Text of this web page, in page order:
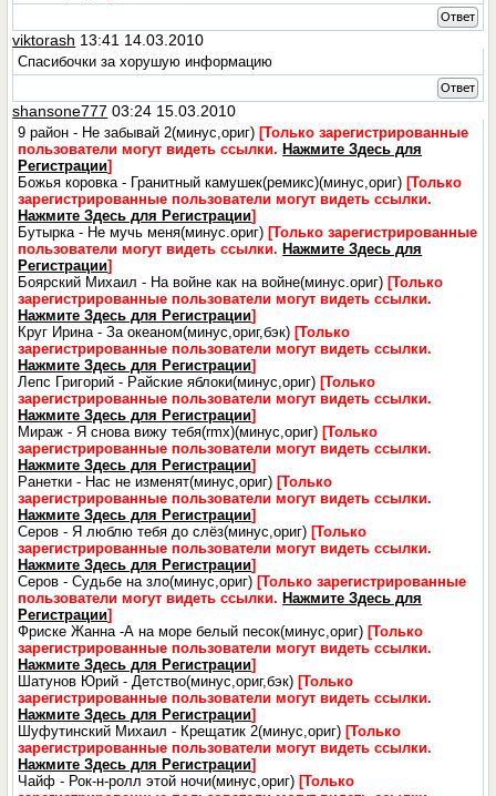
Ответ
viktorash 13:41 14.03.2010
Спасибочки за хорушую информацию
Ответ
shansone777 03:24 15.03.2010
9 район - Не забывай 2(минус,ориг) [Только зарегистрированные
пользователи могут видеть ссылки. Нажмите Здесь для
Регистрации]
Божья коровка - Гранитный камушек(ремикс)(минус,ориг) [Только
зарегистрированные пользователи могут видеть ссылки.
Нажмите Здесь для Регистрации]
Бутырка - Не мучь меня(минус.ориг) [Только зарегистрированные
пользователи могут видеть ссылки. Нажмите Здесь для
Регистрации]
Боярский Михаил - На войне как на войне(минус.ориг) [Только
зарегистрированные пользователи могут видеть ссылки.
Нажмите Здесь для Регистрации]
Круг Ирина - За океаном(минус,ориг,бэк) [Только
зарегистрированные пользователи могут видеть ссылки.
Нажмите Здесь для Регистрации]
Лепс Григорий - Райские яблоки(минус,ориг) [Только
зарегистрированные пользователи могут видеть ссылки.
Нажмите Здесь для Регистрации]
Мираж - Я снова вижу тебя(rmx)(минус,ориг) [Только
зарегистрированные пользователи могут видеть ссылки.
Нажмите Здесь для Регистрации]
Ранетки - Нас не изменят(минус,ориг) [Только
зарегистрированные пользователи могут видеть ссылки.
Нажмите Здесь для Регистрации]
Серов - Я люблю тебя до слёз(минус,ориг) [Только
зарегистрированные пользователи могут видеть ссылки.
Нажмите Здесь для Регистрации]
Серов - Судьбе на зло(минус,ориг) [Только зарегистрированные
пользователи могут видеть ссылки. Нажмите Здесь для
Регистрации]
Фриске Жанна -А на море белый песок(минус,ориг) [Только
зарегистрированные пользователи могут видеть ссылки.
Нажмите Здесь для Регистрации]
Шатунов Юрий - Детство(минус,ориг,бэк) [Только
зарегистрированные пользователи могут видеть ссылки.
Нажмите Здесь для Регистрации]
Шуфутинский Михаил - Крещатик 2(минус,ориг) [Только
зарегистрированные пользователи могут видеть ссылки.
Нажмите Здесь для Регистрации]
Чайф - Рок-н-ролл этой ночи(минус,ориг) [Только